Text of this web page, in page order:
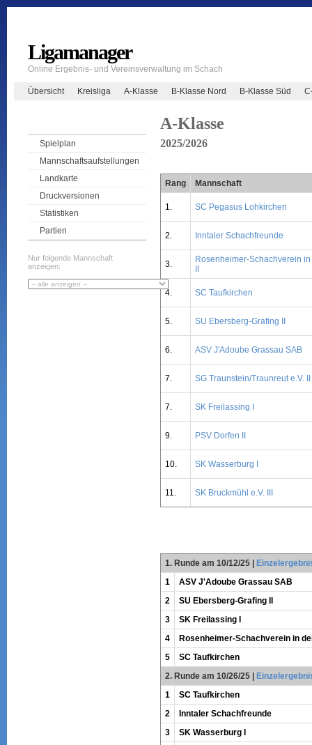
Ligamanager
Online Ergebnis- und Vereinsverwaltung im Schach
Übersicht Kreisliga A-Klasse B-Klasse Nord B-Klasse Süd
Spielplan
Mannschaftsaufstellungen
Landkarte
Druckversionen
Statistiken
Partien
Nur folgende Mannschaft
anzeigen:
A-Klasse
2025/2026
Rang Mannschaft
1. SC Pegasus Lohkirchen
2. Inntaler Schachfreunde
3.
Rosenheimer-Schachverein in
II
4. SC Taufkirchen
5. SU Ebersberg-Grafing II
6. ASV J'Adoube Grassau SAB
7. SG Traunstein/Traunreut e.V. II
7. SK Freilassing I
9. PSV Dorfen II
10. SK Wasserburg I
11. SK Bruckmühl e.V. III
1. Runde am 10/12/25|
1
ASV J'Adoube Grassau SAB
2
SU Ebersberg-Grafing II
3
SK Freilassing I
4
Rosenheimer-Schachverein in
5
SC Taufkirchen
2. Runde am 10/26/25|
1
SC Taufkirchen
2
Inntaler Schachfreunde
3
SK Wasserburg I